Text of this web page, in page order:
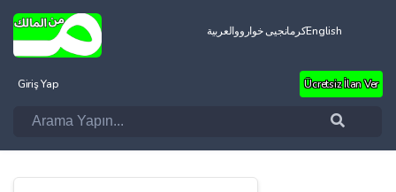
العربيةکرمانجیی خوارووEnglish
Giriş Yap Ücretsiz İlan Ver